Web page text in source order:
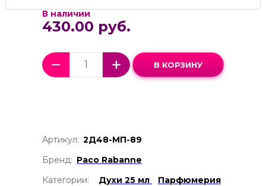
В наличии
430.00 руб.
В КОРЗИНУ
Артикул: 2Д48-МП-89
Бренд: Paco Rabanne
Категории:
Духи 25 мл
Парфюмерия